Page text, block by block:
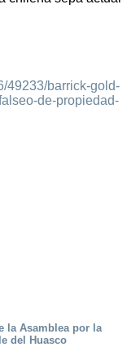
49233/barrick-gold-
de-propiedad-
la Asamblea por la
del Huasco